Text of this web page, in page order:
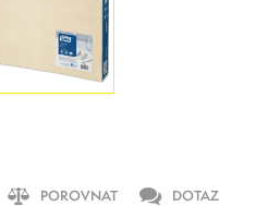
POROVNAT DOTAZ